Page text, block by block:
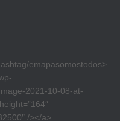
emapasomostodos>
2021-10-08-at-
/></a>